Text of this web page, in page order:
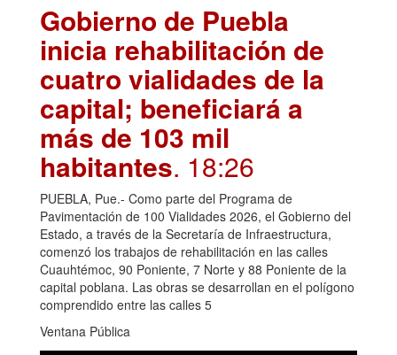
Gobierno de Puebla
inicia rehabilitación de
cuatro vialidades de la
capital; beneficiará a
más de 103 mil
habitantes. 18:26
PUEBLA, Pue.- Como parte del Programa de
Pavimentación de 100 Vialidades 2026, el Gobierno del
Estado, a través de la Secretaría de Infraestructura,
comenzó los trabajos de rehabilitación en las calles
Cuauhtémoc, 90 Poniente, 7 Norte y 88 Poniente de la
capital poblana. Las obras se desarrollan en el polígono
comprendido entre las calles 5
Ventana Pública